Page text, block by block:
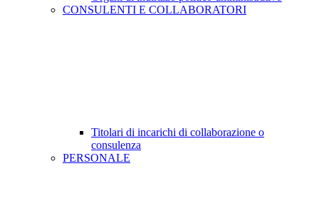
CONSULENTI E COLLABORATORI
Titolari di incarichi di collaborazione o
consulenza
PERSONALE